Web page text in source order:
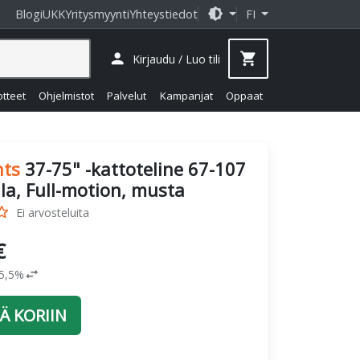
BlogiUKKYritysmyyntiYhteystiedot brightness_medium FI
Ohjelmistot Palvelut Kampanjat Oppaat
person Kirjaudu / Luo tili shopping_cart
37-75" -kattoteline 67-107
Full-motion, musta
Ei arvosteluita
swap_horiz
KORIIN